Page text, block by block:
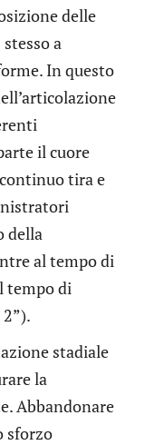
delle
a
In questo
il cuore
tira e
della
al tempo di
tempo di
stadiale
la
Abbandonare
sforzo